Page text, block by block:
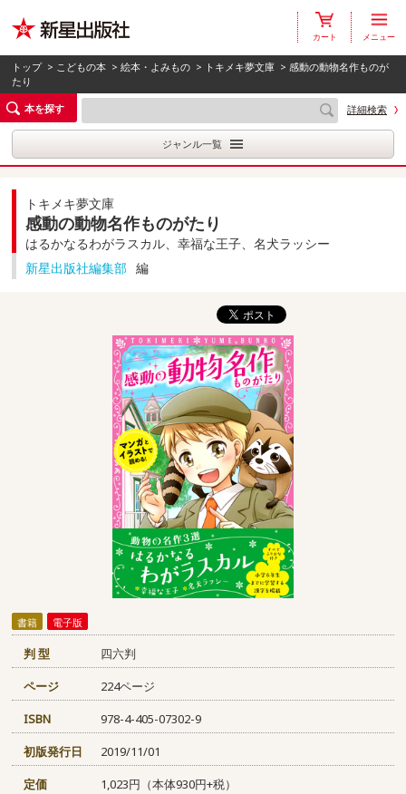
カート メニュー
トップ > こどもの本 >絵本・よみもの > トキメキ夢文庫 > 感動の動物名作ものが
たり
本を探す
詳細検索
ジャンル一覧
トキメキ夢文庫
感動の動物名作ものがたり
はるかなるわがラスカル、幸福な王子、名犬ラッシー
新星出版社編集部 編
書籍 電子版
判 型
四六判
ページ
224ページ
ISBN
978-4-405-07302-9
初版発行日
2019/11/01
定価
1,023円（本体930円+税）